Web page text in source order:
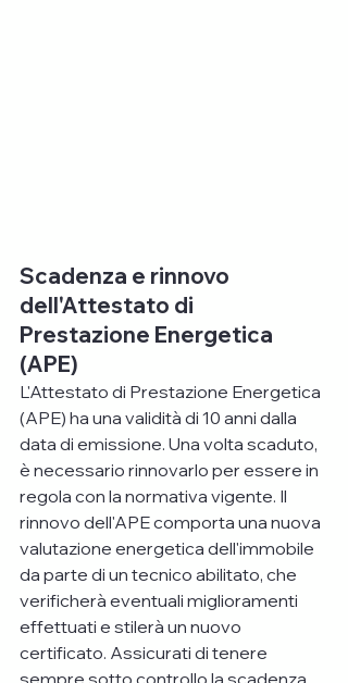
Scadenza e rinnovo
dell'Attestato di
Prestazione Energetica
(APE)
L'Attestato di Prestazione Energetica
(APE) ha una validità di 10 anni dalla
data di emissione. Una volta scaduto,
è necessario rinnovarlo per essere in
regola con la normativa vigente. Il
rinnovo dell'APE comporta una nuova
valutazione energetica dell'immobile
da parte di un tecnico abilitato, che
verificherà eventuali miglioramenti
effettuati e stilerà un nuovo
certificato. Assicurati di tenere
sempre sotto controllo la scadenza